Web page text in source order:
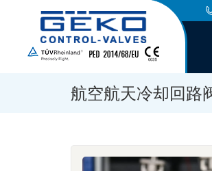
航空航天冷却回路